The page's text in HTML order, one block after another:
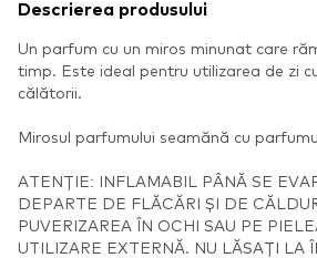
Descrierea produsului
Un parfum cu un miros minunat care
timp. Este ideal pentru utilizarea de zi
călătorii.
Mirosul parfumului seamănă cu
ATENȚIE: INFLAMABIL PÂNĂ SE
DEPARTE DE FLĂCĂRI ȘI DE
PUVERIZAREA ÎN OCHI SAU PE
UTILIZARE EXTERNĂ. NU LĂSAȚI LA